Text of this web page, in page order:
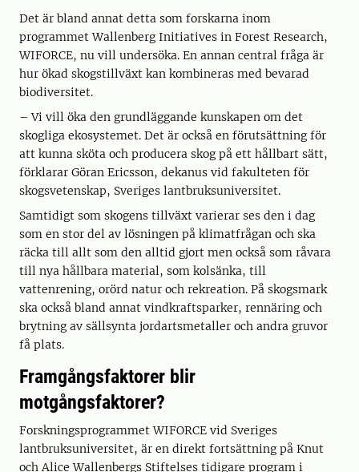
Det är bland annat detta som forskarna inom
programmet Wallenberg Initiatives in Forest Research,
WIFORCE, nu vill undersöka. En annan central fråga är
hur ökad skogstillväxt kan kombineras med bevarad
biodiversitet.
– Vi vill öka den grundläggande kunskapen om det
skogliga ekosystemet. Det är också en förutsättning för
att kunna sköta och producera skog på ett hållbart sätt,
förklarar Göran Ericsson, dekanus vid fakulteten för
skogsvetenskap, Sveriges lantbruksuniversitet.
Samtidigt som skogens tillväxt varierar ses den i dag
som en stor del av lösningen på klimatfrågan och ska
räcka till allt som den alltid gjort men också som råvara
till nya hållbara material, som kolsänka, till
vattenrening, orörd natur och rekreation. På skogsmark
ska också bland annat vindkraftsparker, rennäring och
brytning av sällsynta jordartsmetaller och andra gruvor
få plats.
Framgångsfaktorer blir
motgångsfaktorer?
Forskningsprogrammet WIFORCE vid Sveriges
lantbruksuniversitet, är en direkt fortsättning på Knut
och Alice Wallenbergs Stiftelses tidigare program i